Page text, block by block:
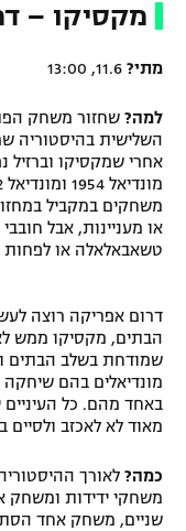
תקנון עבור פעילות ספורט
טניס
גיימינג E-Sports
תנאי שימוש
תקנון פעילות ספורט
רשיון להקרנה
לוח דרושים – ג'ובנט
כדורמים
בייסבול MLB
ספורט אתגרי
אומנויות לחימה
מקסיקו –
מתי?
למה?
השלישית בהיסטוריה
משחקים במקביל
או מעניינות, אבל
טשאבאלאלה או לפחות
דרום אפריקה רוצה
הבתים, מקסיקו ממש
שמודחת בשלב הבתים
מונדיאלים בהם שיחקה
באחד מהם. כל
מאוד לא לאכזב ולסיים
כמה? לאורך
משחקי ידידות ומשחק
שניים, משחק אחד